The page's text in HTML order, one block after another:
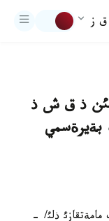
ق ز
ذ ق ش ذ
بةيرةسمي
/قانات مامةتقازئ ذلئ/ -